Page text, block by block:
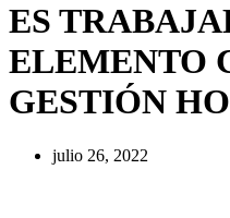
ES
ELEMENTO
GESTIÓN
julio 26, 2022